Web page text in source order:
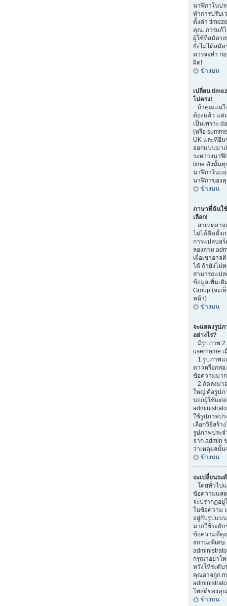
นาฬิกาในป
ทำการปรับเ
ตั้งค่า
คุณ. การแก้
ผู้ใช้ที่สมัคร
ยังไม่ได้สมั
ควรจะทำ ก่
ผิด!
ข้างบน
เปลี่ยน
ไม่ตรง!
ถ้าคุณแน่ใ
ต้องแล้ว แต่
เป็นเพราะ
(หรือ
UK และที่อื่น
ออกแบบมาเ
ระหว่างนา
time ดังนั้นทุ
นาฬิกาในบ
นาฬิกาของ
ข้างบน
ภาษาที่ฉันใ
เลือก!
สาเหตุอาจ
ไม่ได้ติดตั้ง
การแปลบอ
ลองถาม
เผื่อเขาอา
ได้ ถ้ายังไม่
สามารถแป
ข้อมูลเพิ่มเติ
Group (จะเ
หน้า)
ข้างบน
จะแสดงรูป
อย่างไร?
มีรูปภาพ 2
username
1.รูปภาพแ
ดาวหรือกล่
ข้อความมา
2.ถัดลงมา
ใหญ่ คือรูปภ
บอกผู้ใช้แต่
ใช้รูปภาพป
เลือกวิธีสร้า
รูปภาพประ
จาก admin
ว่าเหตุผลนั้
ข้างบน
จะเปลี่ยนระ
โดยทั่วไป
ข้อความแส
จะปรากฏอ
ในข้อความ
อยู่กับรูปแบ
มากใช้ระดั
ข้อความที่คุ
สถานะพิเศษ
กรุณาอย่าโ
หวังให้ระดับ
คุณอาจถูก
โพสต์ของคุ
ข้างบน